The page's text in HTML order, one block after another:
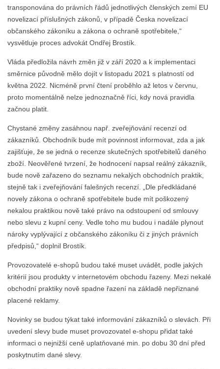
transponována do právních řádů jednotlivých členských zemí EU
novelizací příslušných zákonů, v případě Česka novelizací
občanského zákoníku a zákona o ochraně spotřebitele,“
vysvětluje proces advokát Ondřej Brostík.
Vláda předložila návrh změn již v září 2020 a k implementaci
směrnice původně mělo dojít v listopadu 2021 s platností od
května 2022. Nicméně první čtení proběhlo až letos v červnu,
proto momentálně nelze jednoznačně říci, kdy nová pravidla
začnou platit.
Chystané změny zasáhnou např. zveřejňování recenzí od
zákazníků. Obchodník bude mít povinnost informovat, zda a jak
zajišťuje, že se jedná o recenze skutečných spotřebitelů daného
zboží. Neověřené tvrzení, že hodnocení napsal reálný zákazník,
bude nově zařazeno do seznamu nekalých obchodních praktik,
stejně tak i zveřejňování falešných recenzí. „Dle předkládané
novely zákona o ochraně spotřebitele bude mít poškozený
nekalou praktikou nově také právo na odstoupení od smlouvy
nebo slevu z kupní ceny. Vedle toho mu budou i nadále plynout
nároky vyplývající z občanského zákoníku či z jiných právních
předpisů,“ doplnil Brostík.
Provozovatelé e-shopů budou také muset uvádět, podle jakých
kritérií jsou produkty v internetovém obchodu řazeny. Mezi nekalé
obchodní praktiky nově spadne řazení na základě nepřiznané
placené reklamy.
Novinky se budou týkat také informování zákazníků o slevách. Při
uvedení slevy bude muset provozovatel e-shopu přidat také
informaci o nejnižší ceně uplatňované min. po dobu 30 dní před
poskytnutím dané slevy.